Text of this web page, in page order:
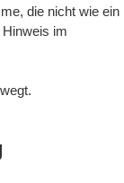
die nicht wie ein
im